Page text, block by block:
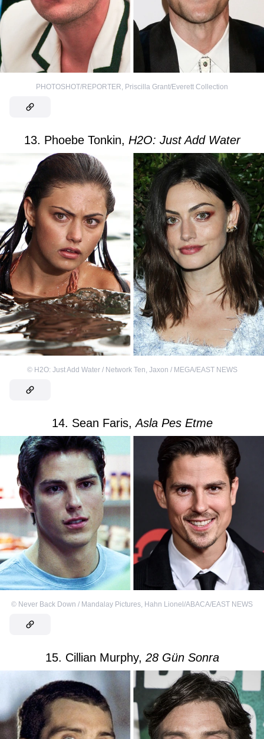
PHOTOSHOT/REPORTER, Priscilla Grant/Everett Collection
13. Phoebe Tonkin, H2O: Just Add Water
© H2O: Just Add Water / Network Ten, Jaxon / MEGA/EAST NEWS
14. Sean Faris,Asla Pes Etme
© Never Back Down / Mandalay Pictures Hahn Lionel/ABACA/EAST NEWS
15. Cillian Murphy, 28 Gün Sonra